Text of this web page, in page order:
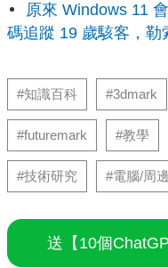
原來 Windows 11
碼追蹤 19 歲駭客，勒
#知識百科 #3dmark
#futuremark #教學
#技術研究 #電腦/周邊
送【10個